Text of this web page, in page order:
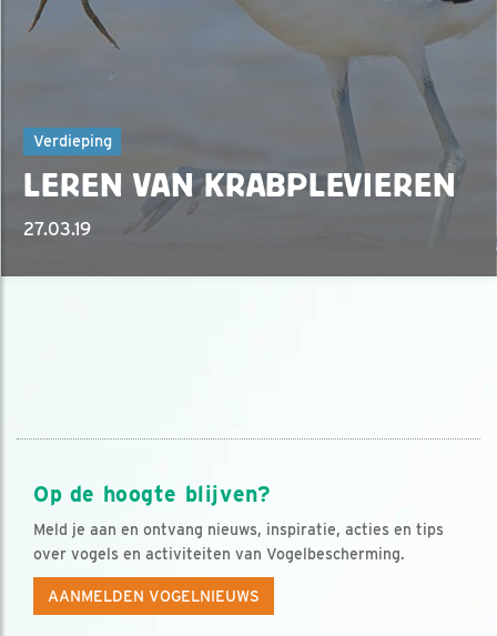
Verdieping
LEREN VAN KRABPLEVIEREN
27.03.19
Op de hoogte blijven?
Meld je aan en ontvang nieuws, inspiratie, acties en tips
over vogels en activiteiten van Vogelbescherming.
AANMELDEN VOGELNIEUWS